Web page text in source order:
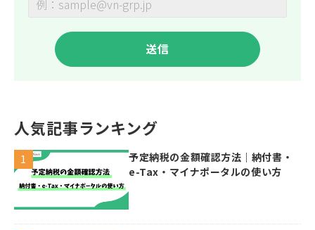
人気記事ランキング
予定納税の金額確認方法｜納付書・
e-Tax・マイナポータルの使い方